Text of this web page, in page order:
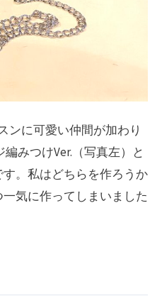
ンに可愛い仲間が加わり
みつけVer.（写真左）と
。私はどちらを作ろうか
気に作ってしまいました